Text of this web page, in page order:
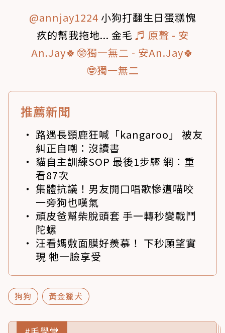
@annjay1224 小狗打翻生日蛋糕愧
疚的幫我拖地... 金毛 ♬ 原聲 - 安
An.Jay🍀🤓獨一無二 - 安An.Jay🍀
🤓獨一無二
推薦新聞
路遇長頸鹿狂喊「kangaroo」 被友
糾正自嘲：沒讀書
貓自主訓練SOP 最後1步驟 網：重
看87次
集體抗議！男友開口唱歌慘遭喵咬
一旁狗也嘆氣
頑皮爸幫柴脫頭套 手一轉秒變戰鬥
陀螺
汪看媽敷面膜好羨慕！ 下秒願望實
現 牠一臉享受
狗狗 黃金獵犬